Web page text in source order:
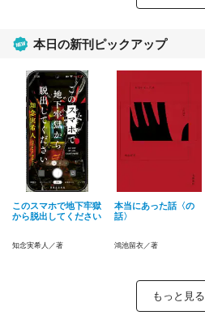
本日の新刊ピックアップ
このスマホで地下牢獄
から脱出してください
知念実希人／著
本当にあった話〈の
話〉
鴻池留衣／著
もっと見る